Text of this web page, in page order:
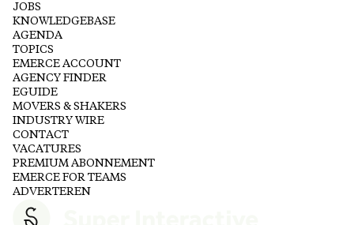
JOBS
KNOWLEDGEBASE
AGENDA
TOPICS
EMERCE ACCOUNT
AGENCY FINDER
EGUIDE
MOVERS & SHAKERS
INDUSTRY WIRE
CONTACT
VACATURES
PREMIUM ABONNEMENT
EMERCE FOR TEAMS
ADVERTEREN